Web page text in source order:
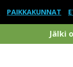
PAIKKAKUNNAT
Jälki